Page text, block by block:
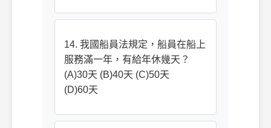
14. 我國船員法規定，船員在船上
服務滿一年，有給年休幾天？
(A)30天 (B)40天 (C)50天
(D)60天